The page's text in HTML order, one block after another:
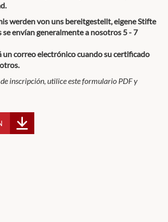
werden von uns bereitgestellt, eigene Stifte
envían generalmente a nosotros 5 - 7
correo electrónico cuando su certificado
inscripción, utilice este formulario PDF y